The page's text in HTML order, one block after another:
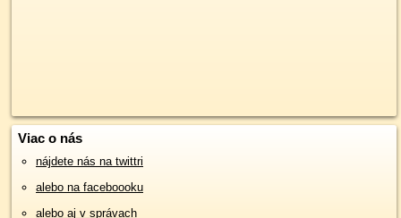
Viac o nás
nájdete nás na twittri
alebo na faceboooku
alebo aj v správach